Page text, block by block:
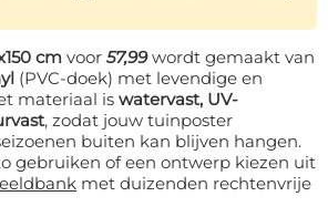
cm voor 57,99wordt gemaakt van
(PVC-doek) met levendige en
materiaal is watervast, UV-
, zodat jouw tuinposter
buiten kan blijven hangen.
gebruiken of een ontwerp kiezen uit
met duizenden rechtenvrije